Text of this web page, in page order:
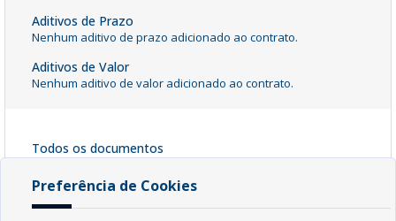
Aditivos de Prazo
Nenhum aditivo de prazo adicionado ao contrato.
Aditivos de Valor
Nenhum aditivo de valor adicionado ao contrato.
Todos os documentos
Baixar Arquivo
Preferência de Cookies